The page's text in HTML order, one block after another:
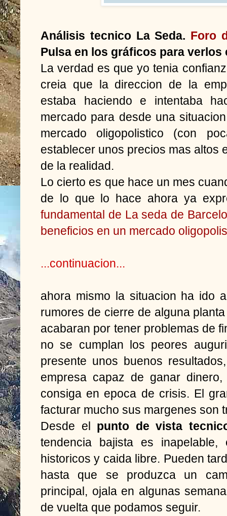
Análisis tecnico La Seda. Foro
Pulsa en los gráficos para verlos
La verdad es que yo tenia
creia que la direccion de la
estaba haciendo e intentaba
mercado para desde una
mercado oligopolistico (con
establecer unos precios mas altos
de la realidad.
Lo cierto es que hace un mes
de lo que lo hace ahora ya
fundamental de La seda de
beneficios en un mercado
...continuacion...
ahora mismo la situacion ha ido
rumores de cierre de alguna
acabaran por tener problemas de
no se cumplan los peores
presente unos buenos
empresa capaz de ganar
consiga en epoca de crisis. El
facturar mucho sus margenes son
Desde el punto de vista
tendencia bajista es
historicos y caida libre. Pueden
hasta que se produzca un
principal, ojala en algunas
de vuelta que podamos seguir.